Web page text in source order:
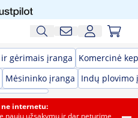
gėrimais įranga
Komercinė
Mėsininko įranga Indų plovimo
internetu:
naujų užsakymų ir dar neturime